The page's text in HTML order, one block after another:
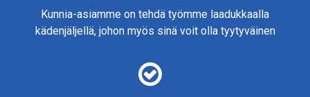
Kunnia-asiamme on tehdä työmme laadukkaalla
kädenjäljellä, johon myös sinä voit olla tyytyväinen